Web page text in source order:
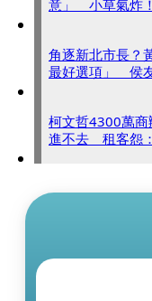
意」 小草氣炸
角逐新北市長？
最好選項」 侯
柯文哲4300萬
進不去 租客怨